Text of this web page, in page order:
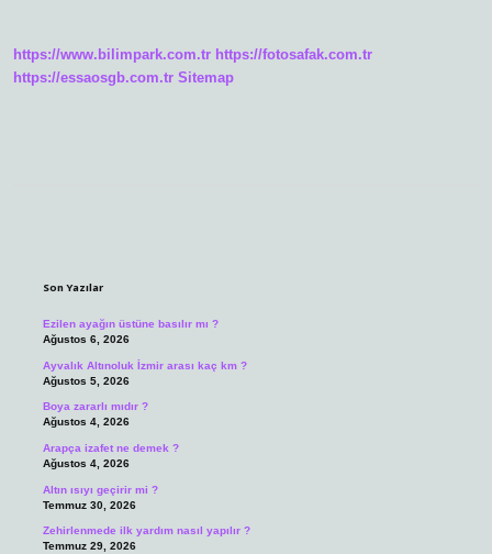
Mu
https://www.bilimpark.com.tr https://fotosafak.com.tr
https://essaosgb.com.tr Sitemap
Son Yazılar
Ezilen ayağın üstüne basılır mı ?
Ağustos 6, 2026
Ayvalık Altınoluk İzmir arası kaç km ?
Ağustos 5, 2026
Boya zararlı mıdır ?
Ağustos 4, 2026
Arapça izafet ne demek ?
Ağustos 4, 2026
Altın ısıyı geçirir mi ?
Temmuz 30, 2026
Zehirlenmede ilk yardım nasıl yapılır ?
Temmuz 29, 2026